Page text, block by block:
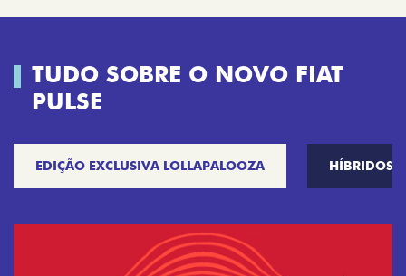
TUDO SOBRE O NOVO FIAT
PULSE
EDIÇÃO EXCLUSIVA LOLLAPALOOZA HÍBRIDOS